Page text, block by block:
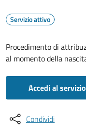
Servizio attivo
Procedimento di
al momento della
Accedi al servizio
Condividi